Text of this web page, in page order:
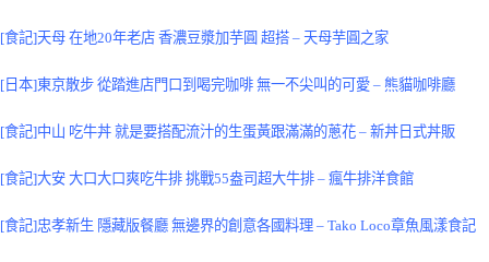
[食記]天母 在地20年老店 香濃豆漿加芋圓 超搭 – 天母芋圓之家
[日本]東京散步 從踏進店門口到喝完咖啡 無一不尖叫的可愛 – 熊貓咖啡廳
[食記]中山 吃牛丼 就是要搭配流汁的生蛋黃跟滿滿的蔥花 – 新丼日式丼販
[食記]大安 大口大口爽吃牛排 挑戰55盎司超大牛排 – 瘋牛排洋食館
[食記]忠孝新生 隱藏版餐廳 無邊界的創意各國料理 – Tako Loco章魚風漾食記